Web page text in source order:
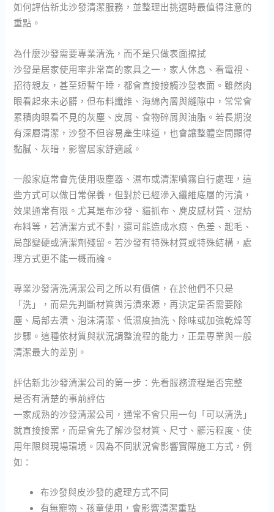
如何評估新北沙發清潔服務，並整理出挑選時最值得注意的
重點。
為什麼沙發需要專業清洗，而不是只做表面擦拭
沙發是居家使用率非常高的家具之一，家人休息、看電視、
招待親友，甚至短暫午睡，都會直接接觸沙發表面。雖然肉
眼看起來未必髒，但布料纖維、海綿內層與縫隙中，常常會
累積肉眼看不見的灰塵、皮屑、食物碎屑與油脂。若長期沒
有深層清潔，沙發不但容易產生味道，也會讓整體空間顯得
黏膩、灰暗，影響居家舒適感。
一般家庭常會先使用吸塵器、濕布或清潔噴霧自行處理，這
些方式可以做日常保養，但對於已經滲入纖維底層的污漬，
效果通常有限。尤其是布沙發、貓抓布、麂皮感材質、混紡
布料等，若清潔方式不對，還可能造成水痕、色差、起毛、
局部變硬或清潔劑殘留。若沙發有特殊材質或特殊結構，處
理方式更不能一概而論。
專業沙發清洗清潔公司之所以有價值，在於他們不只是
「洗」，而是先判斷材質與污漬來源，再決定是否需要除
塵、局部去漬、泡沫清潔、低濕度抽洗、除味或加強乾燥等
步驟。這種依材質與狀況調整流程的能力，正是專業與一般
清潔最大的差別。
評估新北沙發清潔公司的第一步：先看服務流程是否完整
是否有清楚的事前評估
一家成熟的沙發清潔公司，通常不會只用一句「可以清洗」
就直接接案，而是會先了解沙發材質、尺寸、髒污程度、使
用年限與現場環境。因為不同狀況會影響實際施工方式，例
如：
布沙發與皮沙發的處理方式不同
有無寵物、孩童使用，會影響清潔重點